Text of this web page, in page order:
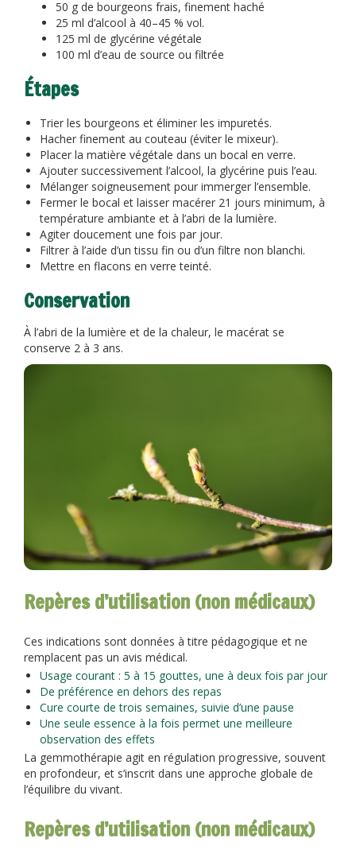
50 g de bourgeons frais, finement haché
25 ml d’alcool à 40–45 % vol.
125 ml de glycérine végétale
100 ml d’eau de source ou filtrée
Étapes
Trier les bourgeons et éliminer les impuretés.
Hacher finement au couteau (éviter le mixeur).
Placer la matière végétale dans un bocal en verre.
Ajouter successivement l’alcool, la glycérine puis l’eau.
Mélanger soigneusement pour immerger l’ensemble.
Fermer le bocal et laisser macérer 21 jours minimum, à
température ambiante et à l’abri de la lumière.
Agiter doucement une fois par jour.
Filtrer à l’aide d’un tissu fin ou d’un filtre non blanchi.
Mettre en flacons en verre teinté.
Conservation
À l’abri de la lumière et de la chaleur, le macérat se
conserve 2 à 3 ans.
Repères d’utilisation (non médicaux)
Ces indications sont données à titre pédagogique et ne
remplacent pas un avis médical.
Usage courant : 5 à 15 gouttes, une à deux fois par jour
De préférence en dehors des repas
Cure courte de trois semaines, suivie d’une pause
Une seule essence à la fois permet une meilleure
observation des effets
La gemmothérapie agit en régulation progressive, souvent
en profondeur, et s’inscrit dans une approche globale de
l’équilibre du vivant.
Repères d’utilisation (non médicaux)